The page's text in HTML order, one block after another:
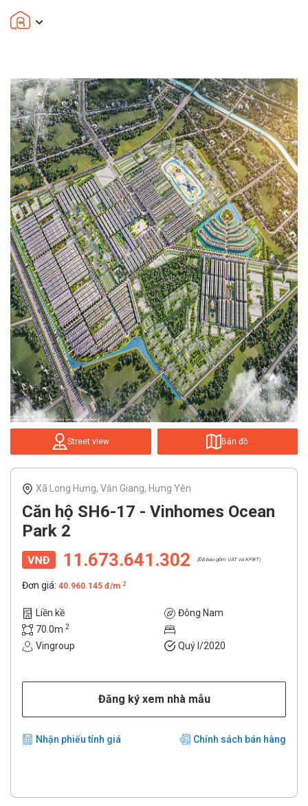
Street view Bản đồ
Xã Long Hưng, Văn Giang, Hưng Yên
Căn hộ SH6-17 - Vinhomes Ocean
Park 2
11.673.641.302 (Đã bao gồm VAT và KPBT)
Đơn giá: 40.960.145 đ/m 2
Liền kề
Đông Nam
70.0m 2
Vingroup Quý I/2020
Đăng ký xem nhà mẫu
Nhận phiếu tính giá Chính sách bán hàng